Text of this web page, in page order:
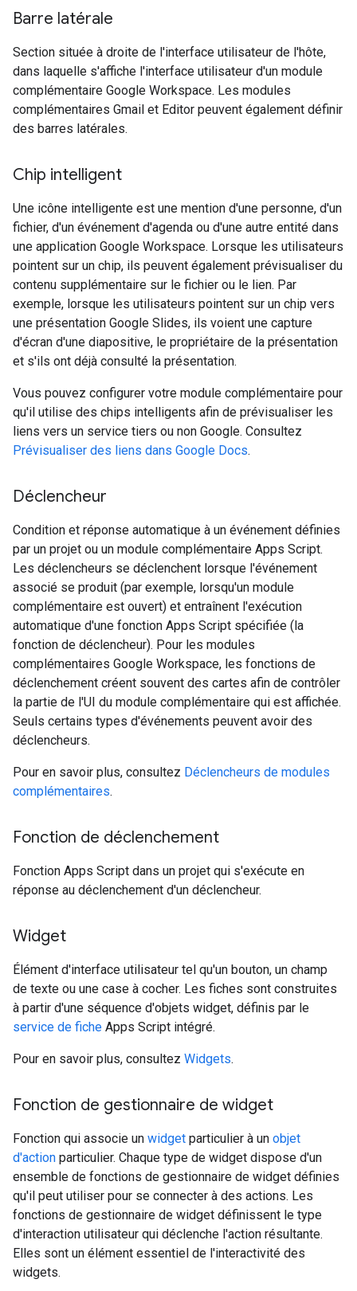
Barre latérale
Section située à droite de l'interface utilisateur de l'hôte,
dans laquelle s'affiche l'interface utilisateur d'un module
complémentaire Google Workspace. Les modules
complémentaires Gmail et Editor peuvent également définir
des barres latérales.
Chip intelligent
Une icône intelligente est une mention d'une personne, d'un
fichier, d'un événement d'agenda ou d'une autre entité dans
une application Google Workspace. Lorsque les utilisateurs
pointent sur un chip, ils peuvent également prévisualiser du
contenu supplémentaire sur le fichier ou le lien. Par
exemple, lorsque les utilisateurs pointent sur un chip vers
une présentation Google Slides, ils voient une capture
d'écran d'une diapositive, le propriétaire de la présentation
et s'ils ont déjà consulté la présentation.
Vous pouvez configurer votre module complémentaire pour
qu'il utilise des chips intelligents afin de prévisualiser les
liens vers un service tiers ou non Google. Consultez
Prévisualiser des liens dans Google Docs.
Déclencheur
Condition et réponse automatique à un événement définies
par un projet ou un module complémentaire Apps Script.
Les déclencheurs se déclenchent lorsque l'événement
associé se produit (par exemple, lorsqu'un module
complémentaire est ouvert) et entraînent l'exécution
automatique d'une fonction Apps Script spécifiée (la
fonction de déclencheur). Pour les modules
complémentaires Google Workspace, les fonctions de
déclenchement créent souvent des cartes afin de contrôler
la partie de l'UI du module complémentaire qui est affichée.
Seuls certains types d'événements peuvent avoir des
déclencheurs.
Pour en savoir plus, consultez Déclencheurs de modules
complémentaires.
Fonction de déclenchement
Fonction Apps Script dans un projet qui s'exécute en
réponse au déclenchement d'un déclencheur.
Widget
Élément d'interface utilisateur tel qu'un bouton, un champ
de texte ou une case à cocher. Les fiches sont construites
à partir d'une séquence d'objets widget, définis par le
service de fiche Apps Script intégré.
Pour en savoir plus, consultez Widgets.
Fonction de gestionnaire de widget
Fonction qui associe un widget particulier à un objet
d'action particulier. Chaque type de widget dispose d'un
ensemble de fonctions de gestionnaire de widget définies
qu'il peut utiliser pour se connecter à des actions. Les
fonctions de gestionnaire de widget définissent le type
d'interaction utilisateur qui déclenche l'action résultante.
Elles sont un élément essentiel de l'interactivité des
widgets.